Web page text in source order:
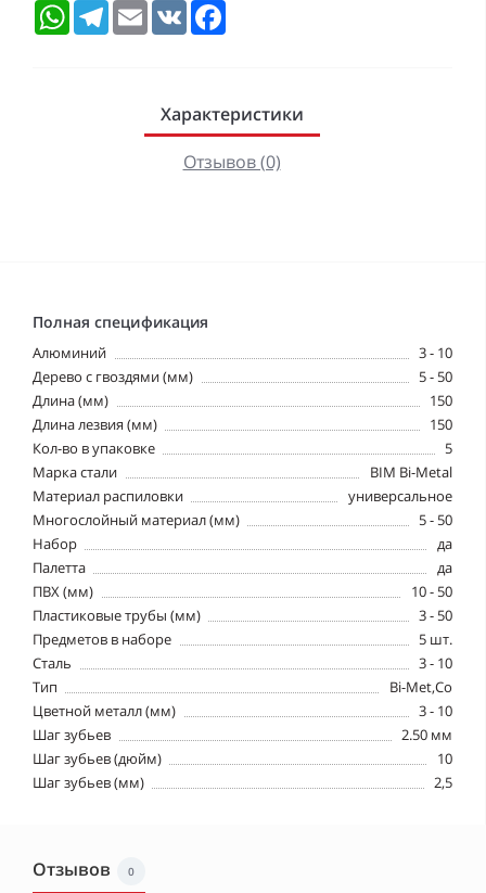
WhatsAppTelegramEmail VK
Характеристики
Отзывов (0)
Полная спецификация
Алюминий
3 - 10
Дерево с гвоздями (мм)
5 - 50
Длина (мм)
150
Длина лезвия (мм)
150
Кол-во в упаковке
5
Марка стали
BIM Bi-Metal
Материал распиловки
универсальное
Многослойный материал (мм)
5 - 50
Набор
да
Палетта
да
ПВХ (мм)
10 - 50
Пластиковые трубы (мм)
3 - 50
Предметов в наборе
5 шт.
Сталь
3 - 10
Тип
Bi-Met,Co
Цветной металл (мм)
3 - 10
Шаг зубьев
2.50 мм
Шаг зубьев (дюйм)
10
Шаг зубьев (мм)
2,5
Отзывов 0